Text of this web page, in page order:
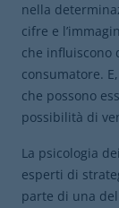
nella
cifre e
che influiscono
consumatore.
che possono
possibilità di
La psicologia
esperti di
parte di una